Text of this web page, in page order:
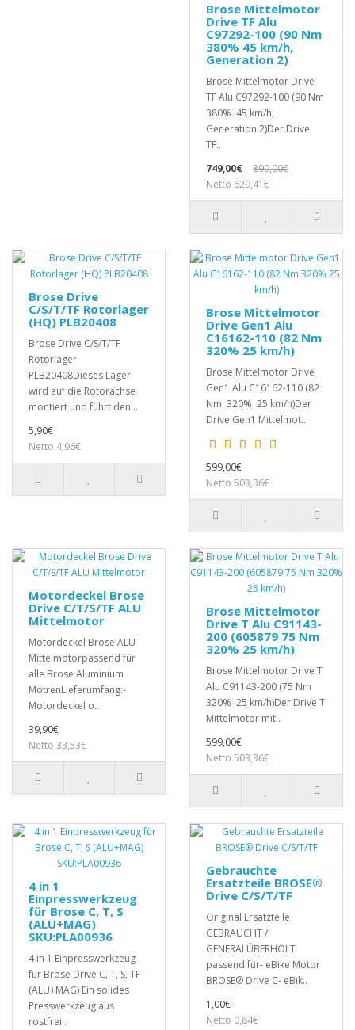
Brose Mittelmotor
Drive TF Alu
C97292-100 (90 Nm
380% 45 km/h,
Generation 2)
Brose Mittelmotor Drive
TF Alu C97292-100 (90 Nm
380% 45 km/h,
Generation 2)Der Drive
TF..
749,00€
899,00€
Netto 629,41€
Brose Drive
C/S/T/TF Rotorlager
(HQ) PLB20408
Brose Drive C/S/T/TF
Rotorlager
PLB20408Dieses Lager
wird auf die Rotorachse
montiert und führt den ..
5,90€
Netto 4,96€
Brose Mittelmotor
Drive Gen1 Alu
C16162-110 (82 Nm
320% 25 km/h)
Brose Mittelmotor Drive
Gen1 Alu C16162-110 (82
Nm 320% 25 km/h)Der
Drive Gen1 Mittelmot..
599,00€
Netto 503,36€
Motordeckel Brose
Drive C/T/S/TF ALU
Mittelmotor
Motordeckel Brose ALU
Mittelmotorpassend für
alle Brose Aluminium
MotrenLieferumfang:-
Motordeckel o..
39,90€
Netto 33,53€
Brose Mittelmotor
Drive T Alu C91143-
200 (605879 75 Nm
320% 25 km/h)
Brose Mittelmotor Drive T
Alu C91143-200 (75 Nm
320% 25 km/h)Der Drive T
Mittelmotor mit..
599,00€
Netto 503,36€
4 in 1
Einpresswerkzeug
für Brose C, T, S
(ALU+MAG)
SKU:PLA00936
4 in 1 Einpresswerkzeug
für Brose Drive C, T, S, TF
(ALU+MAG) Ein solides
Presswerkzeug aus
rostfrei..
Gebrauchte
Ersatzteile BROSE®
Drive C/S/T/TF
Original Ersatzteile
GEBRAUCHT /
GENERALÜBERHOLT
passend für- eBike Motor
BROSE® Drive C- eBik..
1,00€
Netto 0,84€